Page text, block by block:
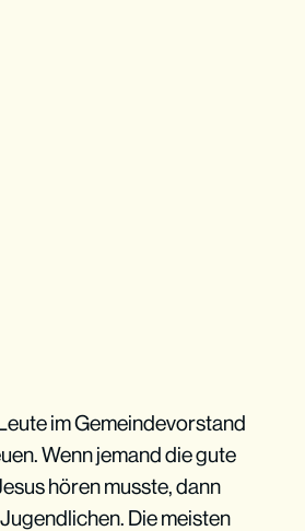
im Gemeindevorstand
Wenn jemand die gute
hören musste, dann
Die meisten